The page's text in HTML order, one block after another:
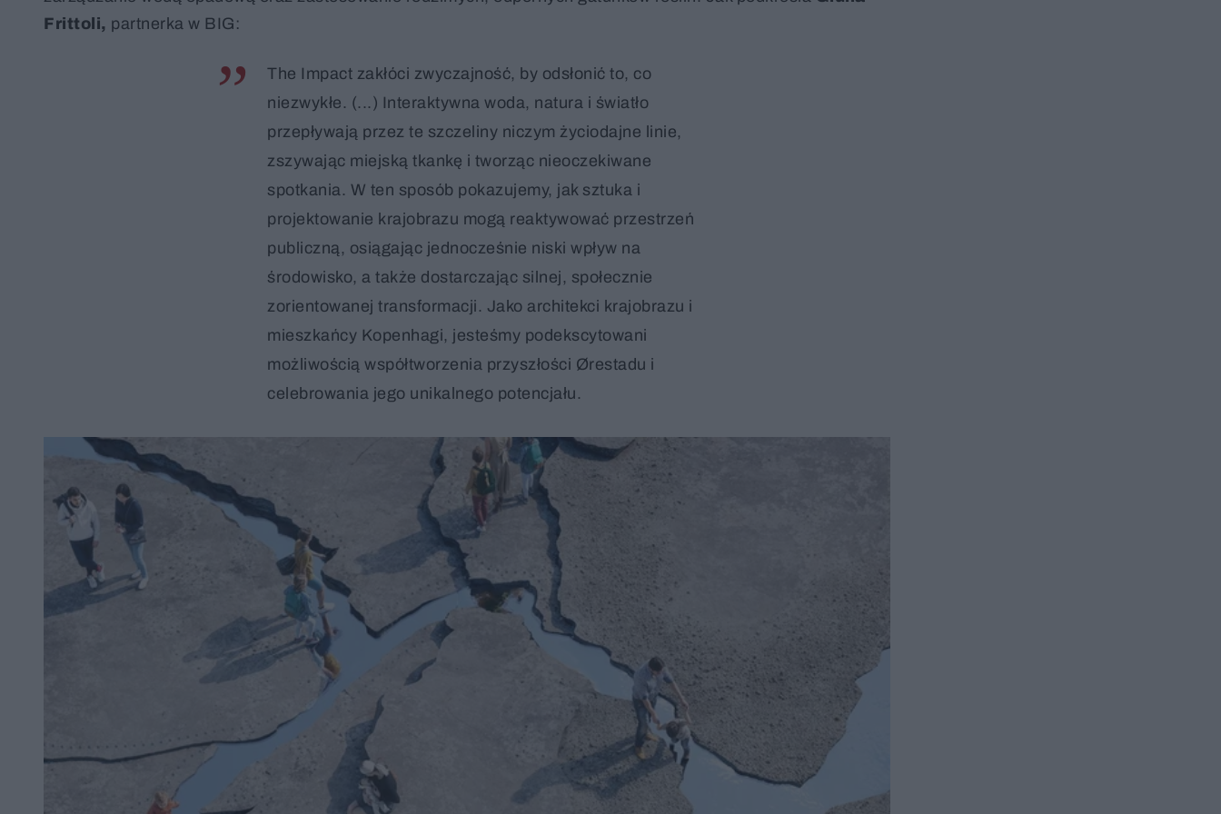
Frittoli, partnerka w BIG:
The Impact zakłóci zwyczajność, by odsłonić to, co
niezwykłe. (...) Interaktywna woda, natura i światło
przepływają przez te szczeliny niczym życiodajne linie,
zszywając miejską tkankę i tworząc nieoczekiwane
spotkania. W ten sposób pokazujemy, jak sztuka i
projektowanie krajobrazu mogą reaktywować przestrzeń
publiczną, osiągając jednocześnie niski wpływ na
środowisko, a także dostarczając silnej, społecznie
zorientowanej transformacji. Jako architekci krajobrazu i
mieszkańcy Kopenhagi, jesteśmy podekscytowani
możliwością współtworzenia przyszłości Ørestadu i
celebrowania jego unikalnego potencjału.